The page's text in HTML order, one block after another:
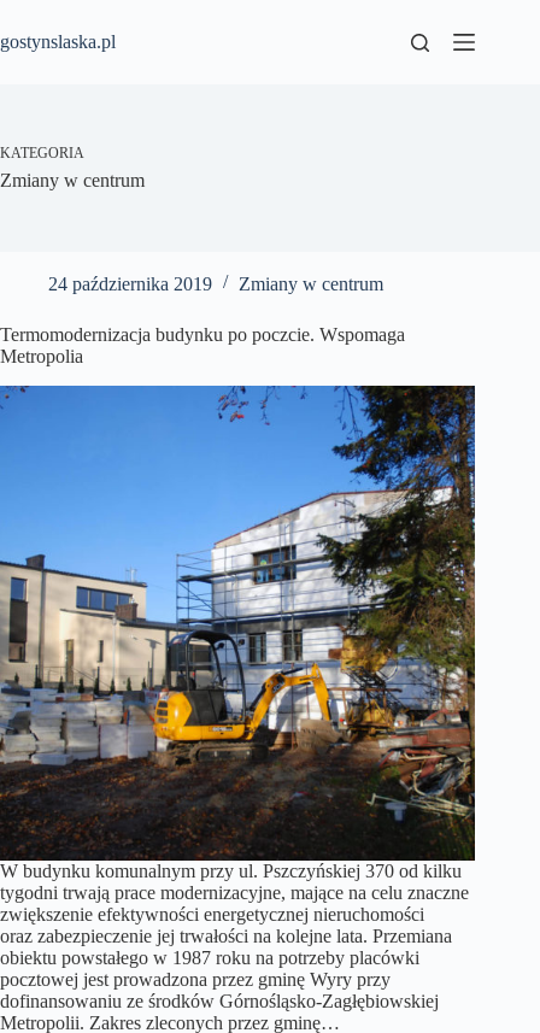
treści
gostynslaska.pl
KATEGORIA
Zmiany w centrum
24 października 2019 Zmiany w centrum
Termomodernizacja budynku po poczcie. Wspomaga
Metropolia
W budynku komunalnym przy ul. Pszczyńskiej 370 od kilku
tygodni trwają prace modernizacyjne, mające na celu znaczne
zwiększenie efektywności energetycznej nieruchomości
oraz zabezpieczenie jej trwałości na kolejne lata. Przemiana
obiektu powstałego w 1987 roku na potrzeby placówki
pocztowej jest prowadzona przez gminę Wyry przy
dofinansowaniu ze środków Górnośląsko-Zagłębiowskiej
Metropolii. Zakres zleconych przez gminę…